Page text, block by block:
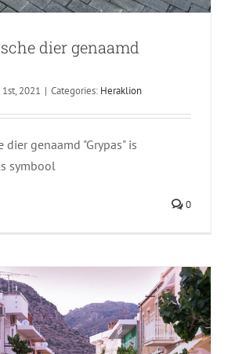
dier genaamd
2021 | Categories: Heraklion
dier genaamd "Grypas" is
symbool
0
Paleochora